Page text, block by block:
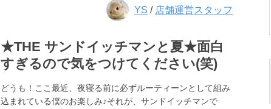
YS / 店舗運営スタッフ
★THE サンドイッチマンと夏★面白
すぎるので気をつけてください(笑)
どうも！ここ最近、夜寝る前に必ずルーティーンとして組み
込まれている僕のお楽しみ♪それが、サンドイッチマンで